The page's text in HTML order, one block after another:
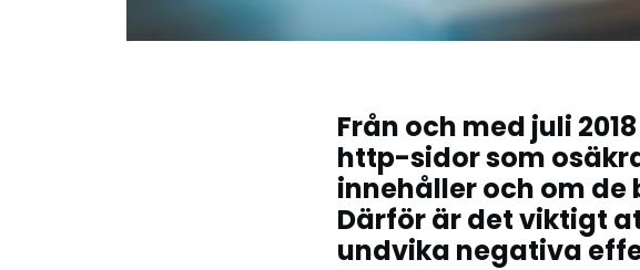
Från och med juli
http-sidor som
innehåller och om de
Därför är det viktigt
undvika negativa